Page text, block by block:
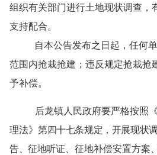
组织有关部门进行土地现状调查，
支持配合。
自本公告发布之日起，任何
范围内抢栽抢建；违反规定抢栽抢
予补偿。
后龙镇人民政府要严格按照
理法》 第四十七条规定，开展现状
告、征地听证
征地补偿安置方案、